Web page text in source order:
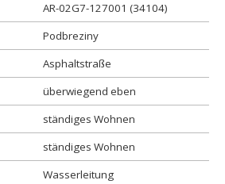
AR-02G7-127001 (34104)
Podbreziny
Asphaltstraße
überwiegend eben
ständiges Wohnen
ständiges Wohnen
Wasserleitung